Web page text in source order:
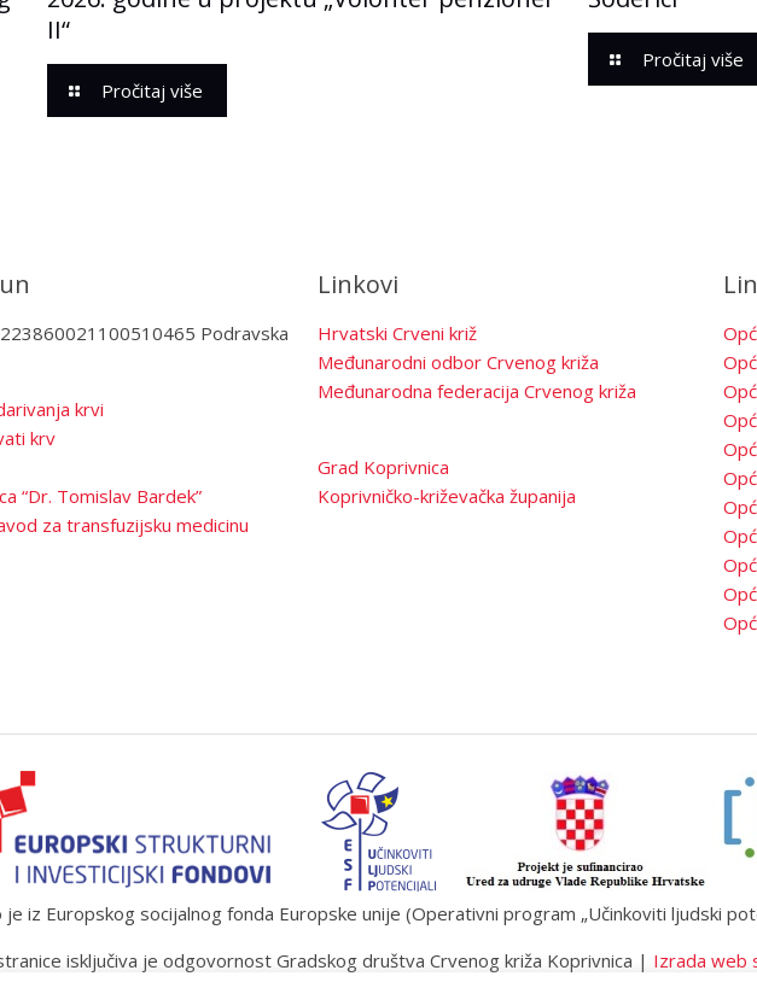
II“
Pročitaj više
Pročitaj više
Podravska
krvi
krv
“Dr. Tomislav Bardek”
za transfuzijsku medicinu
Linkovi
Hrvatski Crveni križ
Međunarodni odbor Crvenog križa
Međunarodna federacija Crvenog križa
Grad Koprivnica
Koprivničko-križevačka županija
iz Europskog socijalnog fonda Europske unije (Operativni program „Učinkoviti ljudski
isključiva je odgovornost Gradskog društva Crvenog križa Koprivnica | Izrada web